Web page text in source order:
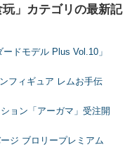
玩」カテゴリの最新記
ドモデル Plus Vol.10」
フィギュア レムお手伝
ョン「アーガマ」受注開
ジ ブロリープレミアム